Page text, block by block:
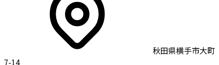
秋田県横手市大町
7-14